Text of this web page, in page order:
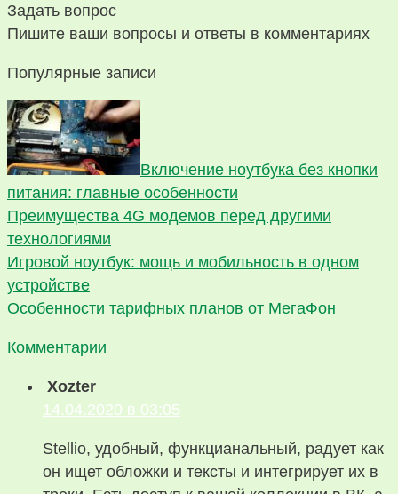
Задать вопрос
Пишите ваши вопросы и ответы в комментариях
Популярные записи
Включение ноутбука без кнопки
питания: главные особенности
Преимущества 4G модемов перед другими
технологиями
Игровой ноутбук: мощь и мобильность в одном
устройстве
Особенности тарифных планов от МегаФон
Комментарии
Xozter
14.04.2020 в 03:05
Stellio, удобный, функцианальный, радует как
он ищет обложки и тексты и интегрирует их в